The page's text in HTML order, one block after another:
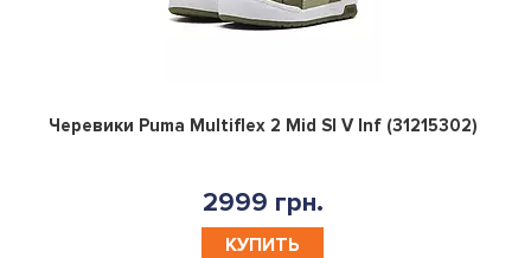
0
Черевики Puma Multiflex 2 Mid Sl V Inf (31215302)
2999 грн.
КУПИТЬ